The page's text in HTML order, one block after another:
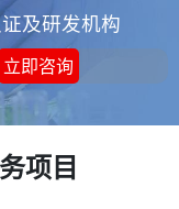
及研发机构
立即咨询
项目